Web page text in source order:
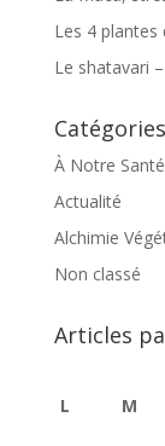
Les 4 plantes
Le shatavari
Catégories
À Notre
Actualité
Alchimie
Non classé
Articles
L M